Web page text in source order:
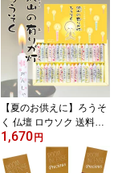
立 お香 煙の少ない線香
線香白檀 ミニサイズ 仏
壇 手元供養 部屋香 ヨガ
リラックス 浄化 幸福を
呼ぶ 聖なる木 YOGA yog
a
【夏のお供えに】ろうそ
く 仏壇 ロウソク 送料無
料ありがとうろうそく 贈
答品 生前の感謝をこめて
大人気【沢山の有りが灯
1,670円